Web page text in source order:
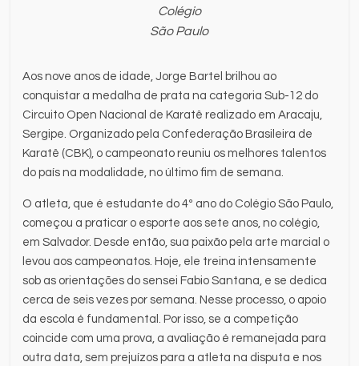
Colégio
São Paulo
Aos nove anos de idade, Jorge Bartel brilhou ao
conquistar a medalha de prata na categoria Sub-12 do
Circuito Open Nacional de Karatê realizado em Aracaju,
Sergipe. Organizado pela Confederação Brasileira de
Karatê (CBK), o campeonato reuniu os melhores talentos
do país na modalidade, no último fim de semana.
O atleta, que é estudante do 4º ano do Colégio São Paulo,
começou a praticar o esporte aos sete anos, no colégio,
em Salvador. Desde então, sua paixão pela arte marcial o
levou aos campeonatos. Hoje, ele treina intensamente
sob as orientações do sensei Fabio Santana, e se dedica
cerca de seis vezes por semana. Nesse processo, o apoio
da escola é fundamental. Por isso, se a competição
coincide com uma prova, a avaliação é remanejada para
outra data, sem prejuízos para a atleta na disputa e nos